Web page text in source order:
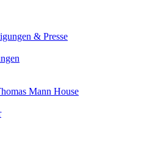
& Presse
Mann House